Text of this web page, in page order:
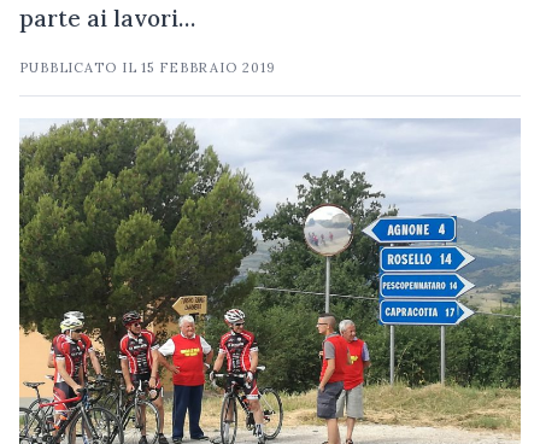
parte ai lavori…
PUBBLICATO IL15 FEBBRAIO 2019